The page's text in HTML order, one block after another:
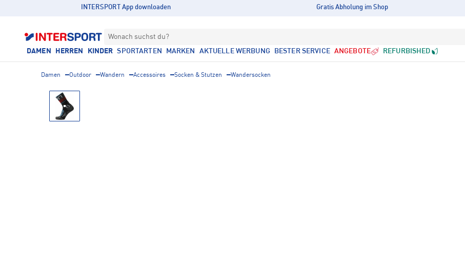
INTERSPORT App downloaden Gratis Abholung im Shop
Wonach suchst du?
DAMEN HERREN KINDER SPORTARTEN MARKEN AKTUELLE WERBUNG BESTER SERVICE ANGEBOTE REFURBISHED
Damen Outdoor Wandern Accessoires Socken & Stutzen Wandersocken